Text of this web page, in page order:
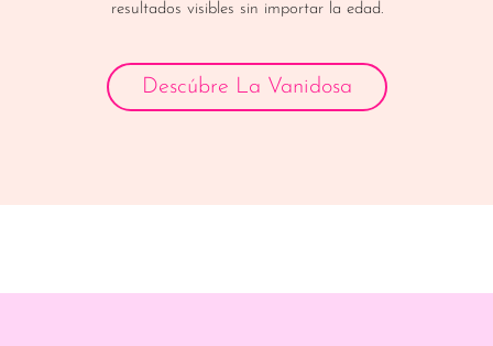
resultados visibles sin importar la edad.
Descúbre La Vanidosa